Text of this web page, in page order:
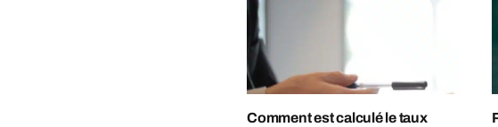
Comment est calculé le taux